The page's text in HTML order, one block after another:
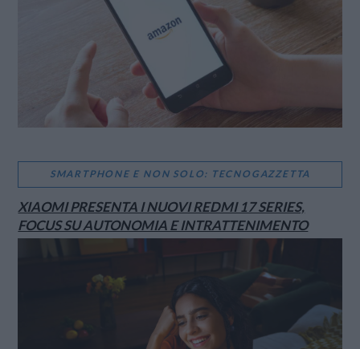
SMARTPHONE E NON SOLO: TECNOGAZZETTA
XIAOMI PRESENTA I NUOVI REDMI 17 SERIES,
FOCUS SU AUTONOMIA E INTRATTENIMENTO